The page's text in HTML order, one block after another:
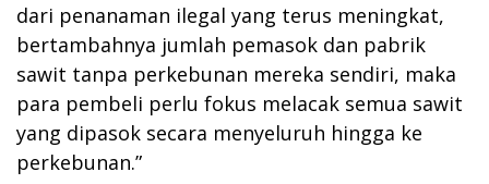
dari penanaman ilegal yang terus meningkat,
bertambahnya jumlah pemasok dan pabrik
sawit tanpa perkebunan mereka sendiri, maka
para pembeli perlu fokus melacak semua sawit
yang dipasok secara menyeluruh hingga ke
perkebunan.”